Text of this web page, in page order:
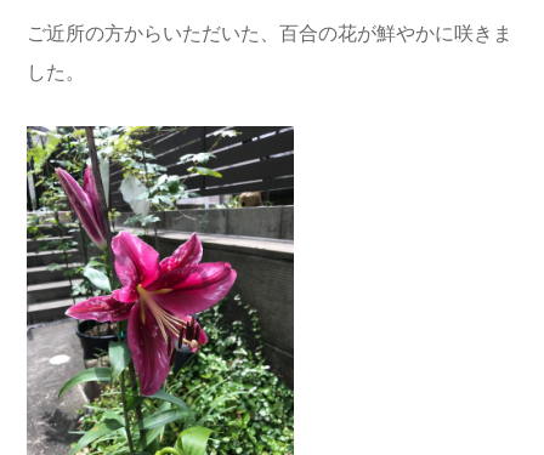
ご近所の方からいただいた、百合の花が鮮やかに咲きま
した。